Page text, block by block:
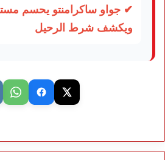
✔ جواو ساكرامنتو يحسم
ويكشف شرط الرحيل